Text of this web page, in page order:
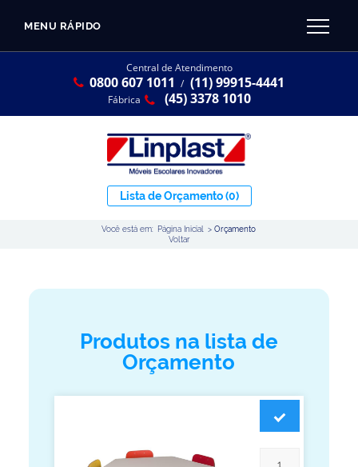
MENU RÁPIDO
Central de Atendimento
0800 607 1011 / (11) 99915-4441
Fábrica (45) 3378 1010
Lista de Orçamento(0)
Você está em: Página Inicial >Orçamento
Voltar
Produtos na lista de
Orçamento
Linha Resina Plástica
Ambiente Maker
CATÁLOGO LINPLAST 2025
SOBRE A EMPRESA